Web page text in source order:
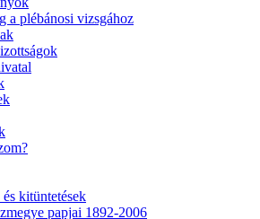
a plébánosi vizsgához
kitüntetések
papjai 1892-2006